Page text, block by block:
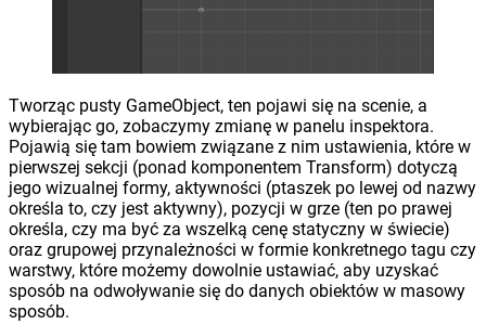
Tworząc pusty GameObject, ten pojawi się na scenie, a
wybierając go, zobaczymy zmianę w panelu inspektora.
Pojawią się tam bowiem związane z nim ustawienia, które w
pierwszej sekcji (ponad komponentem Transform) dotyczą
jego wizualnej formy, aktywności (ptaszek po lewej od nazwy
określa to, czy jest aktywny), pozycji w grze (ten po prawej
określa, czy ma być za wszelką cenę statyczny w świecie)
oraz grupowej przynależności w formie konkretnego tagu czy
warstwy, które możemy dowolnie ustawiać, aby uzyskać
sposób na odwoływanie się do danych obiektów w masowy
sposób.